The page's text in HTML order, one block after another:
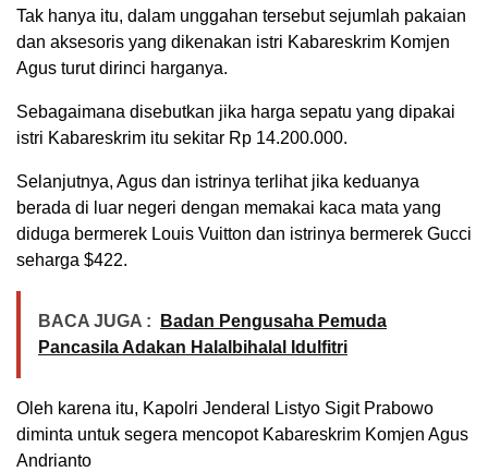
Tak hanya itu, dalam unggahan tersebut sejumlah pakaian
dan aksesoris yang dikenakan istri Kabareskrim Komjen
Agus turut dirinci harganya.
Sebagaimana disebutkan jika harga sepatu yang dipakai
istri Kabareskrim itu sekitar Rp 14.200.000.
Selanjutnya, Agus dan istrinya terlihat jika keduanya
berada di luar negeri dengan memakai kaca mata yang
diduga bermerek Louis Vuitton dan istrinya bermerek Gucci
seharga $422.
BACA JUGA :
Badan Pengusaha Pemuda
Pancasila Adakan Halalbihalal Idulfitri
Oleh karena itu, Kapolri Jenderal Listyo Sigit Prabowo
diminta untuk segera mencopot Kabareskrim Komjen Agus
Andrianto